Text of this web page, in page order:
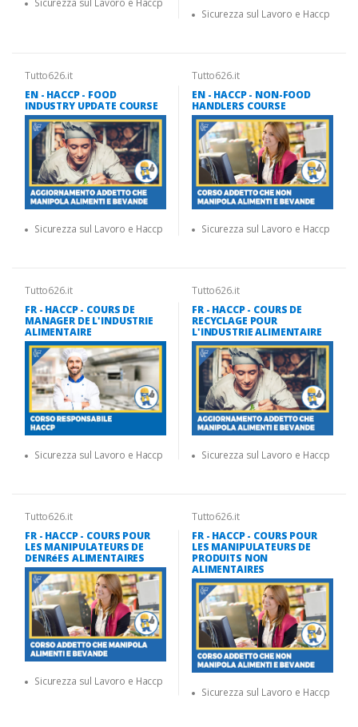
Sicurezza sul Lavoro e Haccp
Sicurezza sul Lavoro e Haccp
Tutto626.it
EN - HACCP - FOOD
INDUSTRY UPDATE COURSE
Sicurezza sul Lavoro e Haccp
Tutto626.it
EN - HACCP - NON-FOOD
HANDLERS COURSE
Sicurezza sul Lavoro e Haccp
Tutto626.it
FR - HACCP - COURS DE
MANAGER DE L'INDUSTRIE
ALIMENTAIRE
Sicurezza sul Lavoro e Haccp
Tutto626.it
FR - HACCP - COURS DE
RECYCLAGE POUR
L'INDUSTRIE ALIMENTAIRE
Sicurezza sul Lavoro e Haccp
Tutto626.it
FR - HACCP - COURS POUR
LES MANIPULATEURS DE
DENRéES ALIMENTAIRES
Sicurezza sul Lavoro e Haccp
Tutto626.it
FR - HACCP - COURS POUR
LES MANIPULATEURS DE
PRODUITS NON
ALIMENTAIRES
Sicurezza sul Lavoro e Haccp